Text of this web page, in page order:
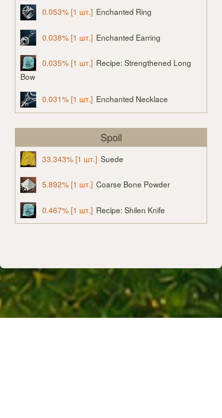
0.053% [1 шт.] Enchanted Ring
0.038% [1 шт.] Enchanted Earring
0.035% [1 шт.] Recipe: Strengthened Long
Bow
0.031% [1 шт.] Enchanted Necklace
Spoil
33.343% [1 шт.] Suede
5.892% [1 шт.] Coarse Bone Powder
0.467% [1 шт.] Recipe: Shilen Knife